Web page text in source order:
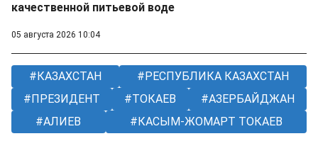
качественной питьевой воде
05 августа 2026 10:04
КАЗАХСТАН
РЕСПУБЛИКА КАЗАХСТАН
ПРЕЗИДЕНТ
ТОКАЕВ
АЗЕРБАЙДЖАН
АЛИЕВ
КАСЫМ-ЖОМАРТ ТОКАЕВ